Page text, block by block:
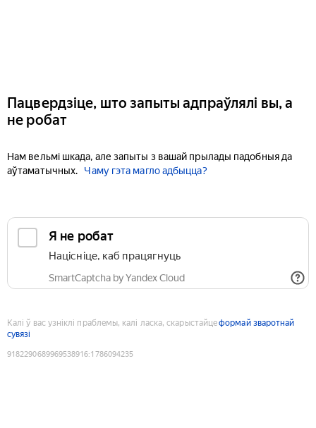
Пацвердзіце, што запыты адпраўлялі вы, а
не робат
Нам вельмі шкада, але запыты з вашай прылады падобныя да
аўтаматычных.
Чаму гэта магло адбыцца?
Я не робат
Націсніце, каб працягнуць
SmartCaptcha by Yandex Cloud
Калі ў вас узніклі праблемы, калі ласка, скарыстайцеформай зваротнай
сувязі
9182290689969538916:1786094235